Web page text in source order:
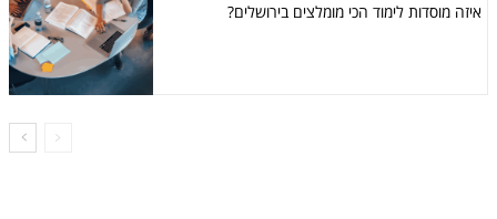
איזה מוסדות לימוד הכי מומלצים בירושלים?